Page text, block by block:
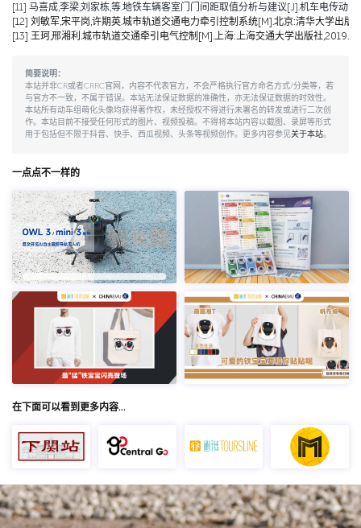
[11] 马喜成,李梁,刘家栋,等.地铁车辆客室门门间距取值分析与建议[J].机车电传动
[12] 刘敏军,宋平岗,许期英.城市轨道交通电力牵引控制系统[M].北京:清华大学出版
[13] 王珂,邢湘利.城市轨道交通牵引电气控制[M].上海:上海交通大学出版社,2019.
简要说明：
本站并非CR或者CRRC官网，内容不代表官方，不会严格执行官方命名方式/分类等，若
与官方不一致，不属于错误。本站无法保证数据的准确性，亦无法保证数据的时效性。
本站所有动车组萌化头像均获得著作权，未经授权不得进行未署名的转发或进行二次创
作。本站目前不接受任何形式的图片、视频投稿。不得将本站内容以截图、录屏等形式
用于包括但不限于抖音、快手、西瓜视频、头条等视频创作。更多内容参见关于本站。
一点点不一样的
在下面可以看到更多内容…